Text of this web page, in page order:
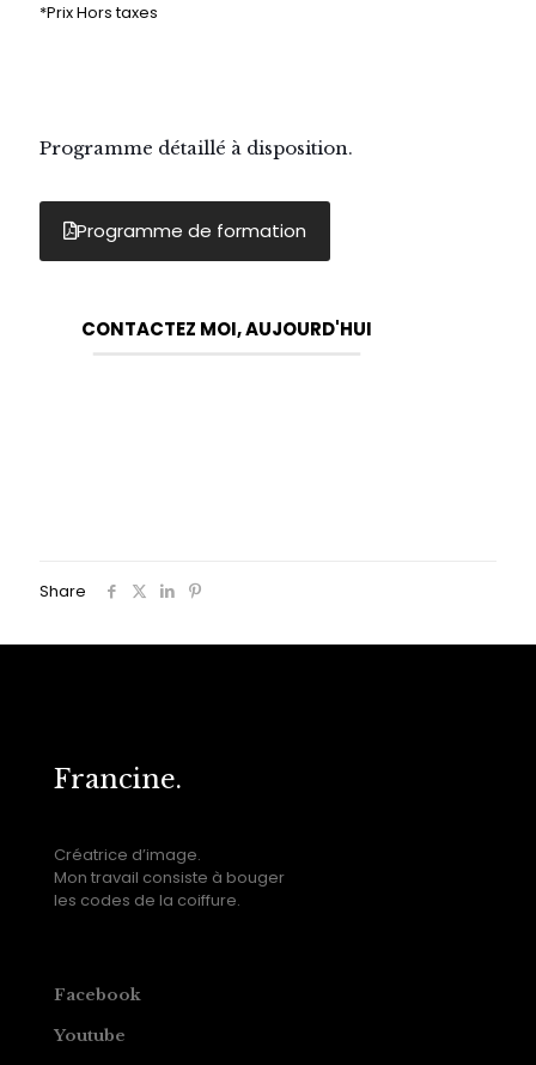
*Prix Hors taxes
Programme détaillé à disposition.
Programme de formation
CONTACTEZ MOI, AUJOURD'HUI
Share
Francine.
Créatrice d’image.
Mon travail consiste à bouger
les codes de la coiffure.
Facebook
Youtube